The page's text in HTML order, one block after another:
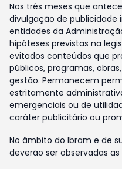
Nos três meses que
divulgação de publicidade
entidades da
hipóteses previstas na
evitados conteúdos que
públicos, programas,
gestão. Permanecem
estritamente
emergenciais ou de
caráter publicitário ou
No âmbito do Ibram e de
deverão ser observadas